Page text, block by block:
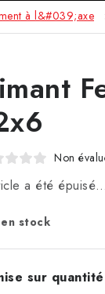
à l&#039;axe
Non
a été
en stock
sur quantité